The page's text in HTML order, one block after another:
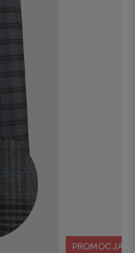
PROMOCJA